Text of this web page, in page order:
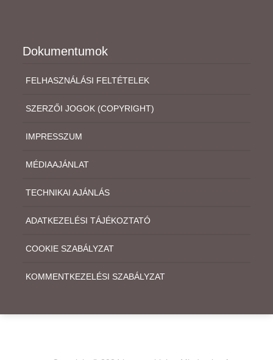
Dokumentumok
FELHASZNÁLÁSI FELTÉTELEK
SZERZŐI JOGOK (COPYRIGHT)
IMPRESSZUM
MÉDIAAJÁNLAT
TECHNIKAI AJÁNLÁS
ADATKEZELÉSI TÁJÉKOZTATÓ
COOKIE SZABÁLYZAT
KOMMENTKEZELÉSI SZABÁLYZAT